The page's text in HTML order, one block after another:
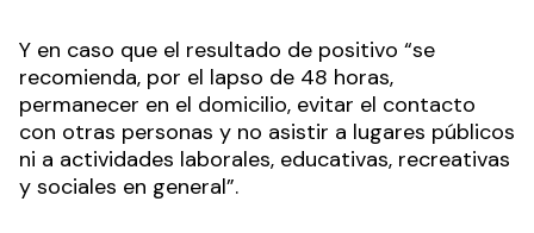
Y en caso que el resultado de positivo “se
recomienda, por el lapso de 48 horas,
permanecer en el domicilio, evitar el contacto
con otras personas y no asistir a lugares públicos
ni a actividades laborales, educativas, recreativas
y sociales en general”.